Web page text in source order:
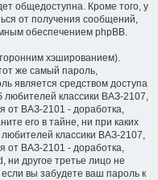
общедоступна. Кроме того, у
от получения сообщений,
обеспечением phpBB.
хэшированием).
же самый пароль,
является средством доступа
любителей классики ВАЗ-2107,
от ВАЗ-2101 - доработка,
его в тайне, ни при каких
классики ВАЗ-2107,
от ВАЗ-2101 - доработка,
ни другое третье лицо не
вы забудете ваш пароль к